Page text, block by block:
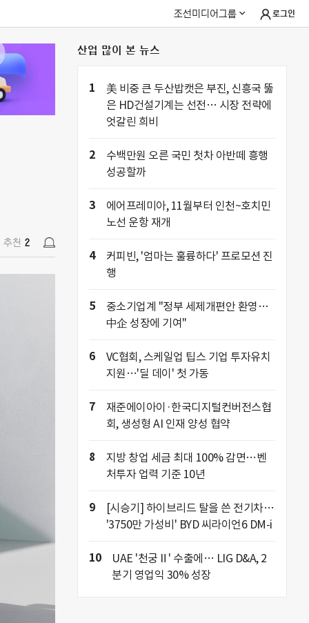
조선미디어그룹 로그인
추천 2
산업 많이 본 뉴스